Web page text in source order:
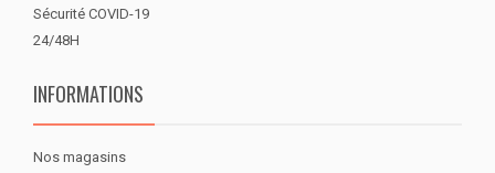
Sécurité COVID-19
24/48H
INFORMATIONS
Nos magasins